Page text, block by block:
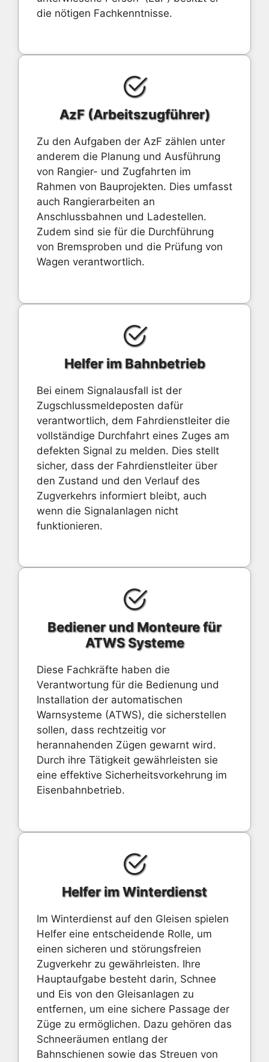
die nötigen Fachkenntnisse.
AzF (Arbeitszugführer)
Zu den Aufgaben der AzF zählen unter
anderem die Planung und Ausführung
von Rangier- und Zugfahrten im
Rahmen von Bauprojekten. Dies umfasst
auch Rangierarbeiten an
Anschlussbahnen und Ladestellen.
Zudem sind sie für die Durchführung
von Bremsproben und die Prüfung von
Wagen verantwortlich.
Helfer im Bahnbetrieb
Bei einem Signalausfall ist der
Zugschlussmeldeposten dafür
verantwortlich, dem Fahrdienstleiter die
vollständige Durchfahrt eines Zuges am
defekten Signal zu melden. Dies stellt
sicher, dass der Fahrdienstleiter über
den Zustand und den Verlauf des
Zugverkehrs informiert bleibt, auch
wenn die Signalanlagen nicht
funktionieren.
Bediener und Monteure für
ATWS Systeme
Diese Fachkräfte haben die
Verantwortung für die Bedienung und
Installation der automatischen
Warnsysteme (ATWS), die sicherstellen
sollen, dass rechtzeitig vor
herannahenden Zügen gewarnt wird.
Durch ihre Tätigkeit gewährleisten sie
eine effektive Sicherheitsvorkehrung im
Eisenbahnbetrieb.
Helfer im Winterdienst
Im Winterdienst auf den Gleisen spielen
Helfer eine entscheidende Rolle, um
einen sicheren und störungsfreien
Zugverkehr zu gewährleisten. Ihre
Hauptaufgabe besteht darin, Schnee
und Eis von den Gleisanlagen zu
entfernen, um eine sichere Passage der
Züge zu ermöglichen. Dazu gehören das
Schneeräumen entlang der
Bahnschienen sowie das Streuen von